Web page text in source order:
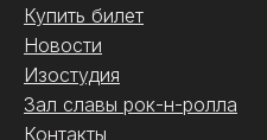
Купить билет
Новости
Изостудия
Зал славы рок-н-ролла
Контакты